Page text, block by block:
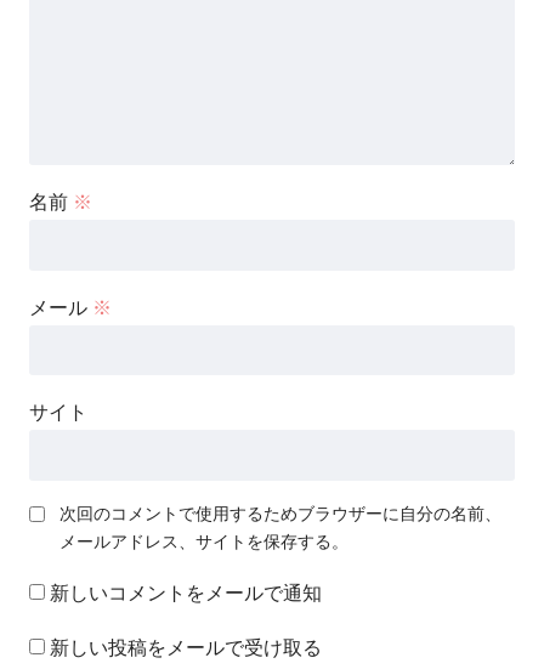
名前 ※
メール ※
サイト
次回のコメントで使用するためブラウザーに自分の名前、
メールアドレス、サイトを保存する。
新しいコメントをメールで通知
新しい投稿をメールで受け取る